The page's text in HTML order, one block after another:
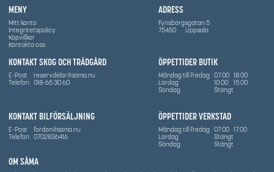
MENY
Mitt konto
Integritetspolicy
Köpvillkor
Kontakta oss
ÖPPETTIDER BUTIK
Måndag till Fredag 07:00 18:00
Lördag
10:00
15:00
Söndag
Stängt
ÖPPETTIDER VERKSTAD
Måndag till Fredag 07:00 17:00
Lördag
Stängt
Söndag
Stängt
ADRESS
Fyrisborgsgatan 5
75450
Uppsala
KONTAKT SKOG OCH TRÄDGÅRD
E-Post
reservdelar@sama.nu
Telefon 018-65 30 60
KONTAKT BILFÖRSÄLJNING
E-Post
fordon@sama.nu
Telefon 0702836416
OM SÅMA